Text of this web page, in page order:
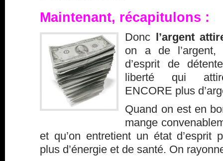
Maintenant, récapitulons :
Donc l’argent
on a de
d’esprit de
liberté qui attire
ENCORE plus
Quand on est en
mange
et qu’on entretient un état d’esprit
plus d’énergie et de santé. On